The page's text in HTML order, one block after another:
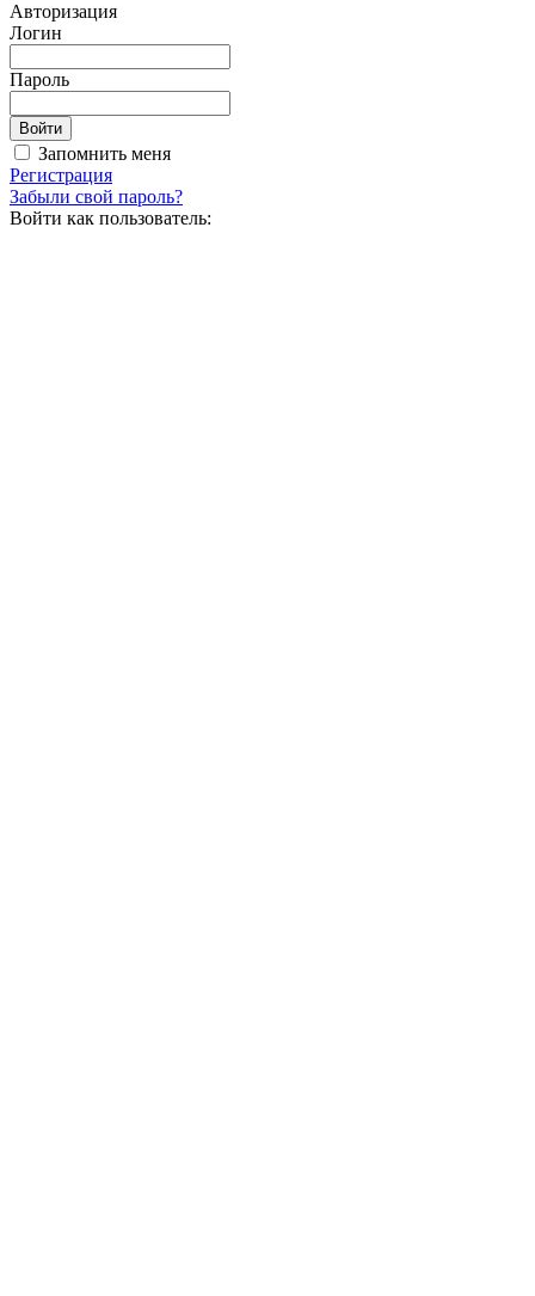
Авторизация
Логин
Пароль
Запомнить меня
Регистрация
Забыли свой пароль?
Войти как пользователь: